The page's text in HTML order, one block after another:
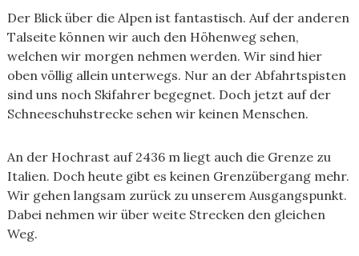
Der Blick über die Alpen ist fantastisch. Auf der anderen
Talseite können wir auch den Höhenweg sehen,
welchen wir morgen nehmen werden. Wir sind hier
oben völlig allein unterwegs. Nur an der Abfahrtspisten
sind uns noch Skifahrer begegnet. Doch jetzt auf der
Schneeschuhstrecke sehen wir keinen Menschen.
An der Hochrast auf 2436 m liegt auch die Grenze zu
Italien. Doch heute gibt es keinen Grenzübergang mehr.
Wir gehen langsam zurück zu unserem Ausgangspunkt.
Dabei nehmen wir über weite Strecken den gleichen
Weg.